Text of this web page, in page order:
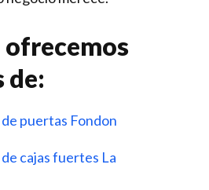
ofrecemos
de:
puertas Fondon
cajas fuertes La